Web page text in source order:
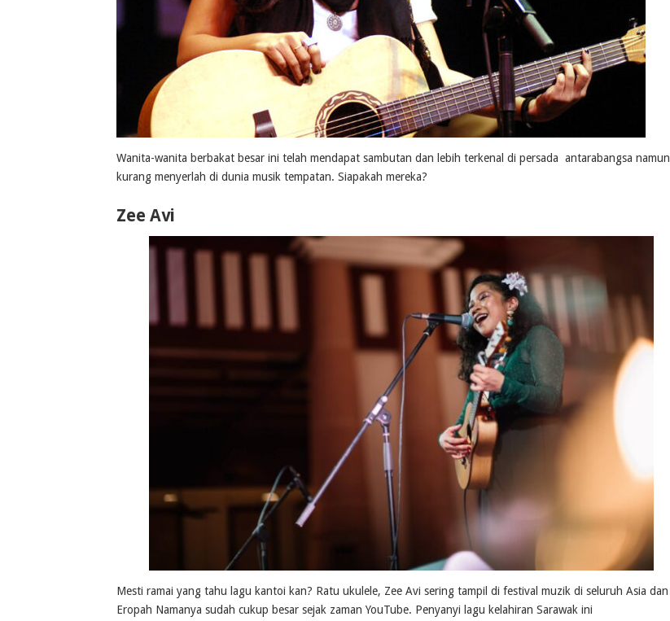
Wanita-wanita berbakat besar ini telah mendapat sambutan dan lebih terkenal di persada antarabangsa namun
kurang menyerlah di dunia musik tempatan. Siapakah mereka?
Zee Avi
Mesti ramai yang tahu lagu kantoi kan? Ratu ukulele, Zee Avi sering tampil di festival muzik di seluruh Asia dan
Eropah Namanya sudah cukup besar sejak zaman YouTube. Penyanyi lagu kelahiran Sarawak ini